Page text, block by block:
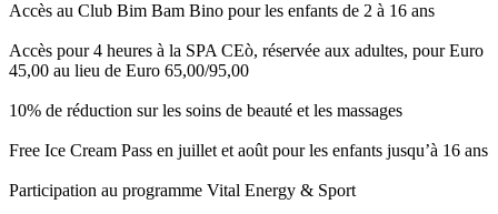
Accès au Club Bim Bam Bino pour les enfants de 2 à 16 ans
Accès pour 4 heures à la SPA CEò, réservée aux adultes, pour Euro
45,00 au lieu de Euro 65,00/95,00
10% de réduction sur les soins de beauté et les massages
Free Ice Cream Pass en juillet et août pour les enfants jusqu’à 16 ans
Participation au programme Vital Energy & Sport